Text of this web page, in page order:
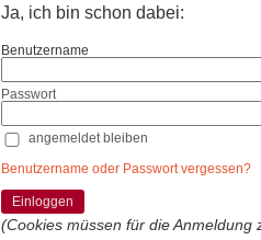
Ja, ich bin schon dabei:
Benutzername
Passwort
angemeldet bleiben
Benutzername oder Passwort vergessen?
Einloggen
(Cookies müssen für die Anmeldung